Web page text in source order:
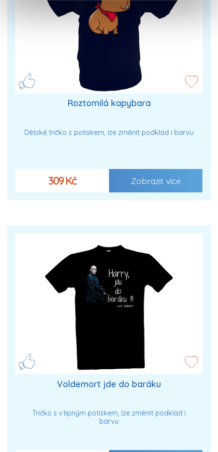
Roztomilá kapybara
Dětské tričko s potiskem, lze změnit podklad i barvu
309 Kč Zobrazit více
Voldemort jde do baráku
Tričko s vtipným potiskem, lze změnit podklad i
barvu